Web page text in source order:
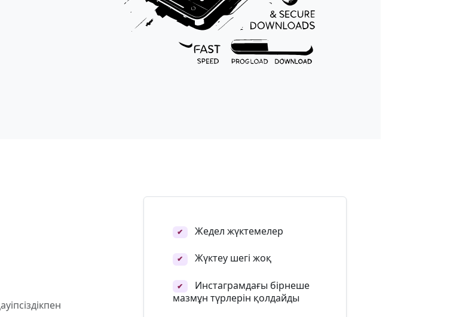
✔ Жедел жүктемелер
✔ Жүктеу шегі жоқ
✔
Инстаграмдағы бірнеше
мазмұн түрлерін қолдайды